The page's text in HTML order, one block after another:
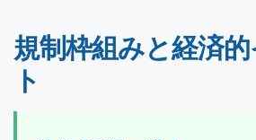
規制枠組みと経済
ト